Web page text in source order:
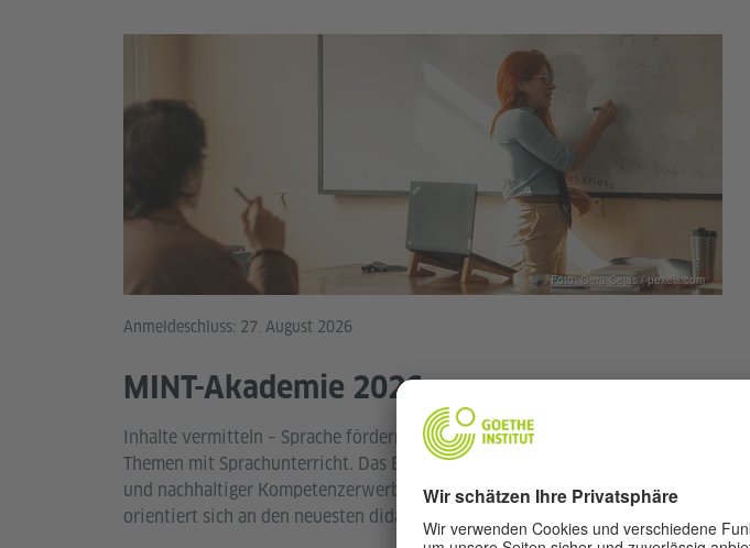
Anmeldeschluss: 27. August 2026
MINT-Akademie 2026
Inhalte vermitteln – Sprache fördern: Soft CLIL verbindet fachbezogene
Themen mit Sprachunterricht. Das Ergebnis: mehr Motivation, aktives Lernen
und nachhaltiger Kompetenzerwerb im DaF-Unterricht. Die Fortbildung
orientiert sich an den neuesten didaktischen Prinzipien.
Foto: Gera Cejas / pexels.com